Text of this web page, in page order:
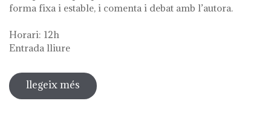
forma fixa i estable, i comenta i debat amb l’autora.
Horari: 12h
Entrada lliure
llegeix més sobre visita guiada a l'exposició 'el
que queda de mi'